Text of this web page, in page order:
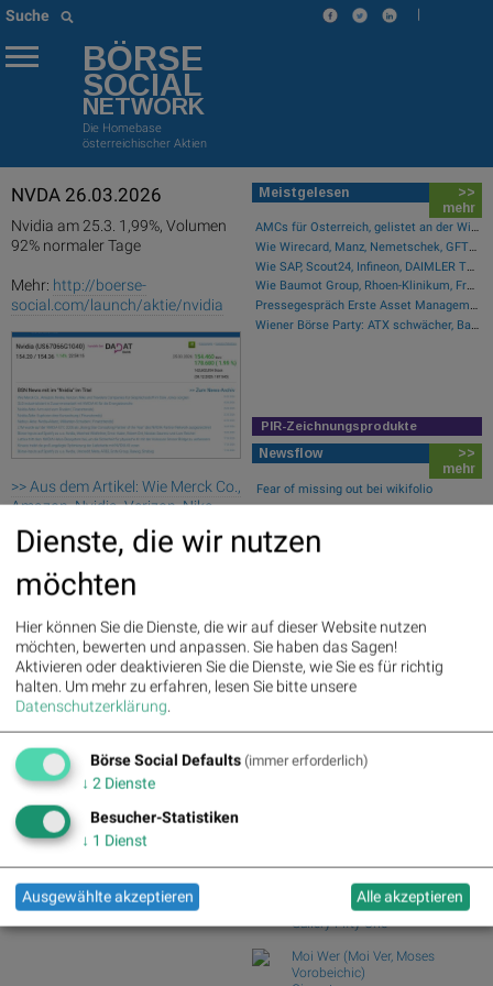
Suche |
BÖRSE
SOCIAL
NETWORK
Die Homebase
österreichischer Aktien
NVDA 26.03.2026
Nvidia am 25.3. 1,99%, Volumen
92% normaler Tage
Mehr: http://boerse-
social.com/launch/aktie/nvidia
>> Aus dem Artikel: Wie Merck Co.,
Amazon, Nvidia, Verizon, Nike
und Travelers Companies für
Gesprächsstoff im Dow Jones
Palfinger : 1.32%
voestalpine : 0.23%» Details
CA Immo : 0.21% » Details
Uniqa : 0.05%» Details
DO&CO : 0.00%» Details
Erste Group : -1.19%
» Details
AT&S : -2.23%» Details
Österreichische Post : -4.48%
Details
Meistgelesen
>>
mehr
AMCs für Österreich, gelistet an der Wiener Börse
Wie Wirecard, Manz, Nemetschek, GFT Technologies, SAP und Rocket Internet für Gesprächsstoff sorgten
Wie SAP, Scout24, Infineon, DAIMLER TRUCK HLD..., Zalando und Allianz für Gesprächsstoff im DAX sorgten
Wie Baumot Group, Rhoen-Klinikum, Francotyp-Postalia, Tele Columbus, European Lithium und Lanxess für Gesprächsstoff sorgten
Pressegespräch Erste Asset Management Osteuropa Aktien
Wiener Börse Party: ATX schwächer, Bajaj Mobility mit 40 Prozent Wochenplus und vielleicht Momentum aus Indien (Podcast)
PIR-Zeichnungsprodukte
Newsflow
>>
mehr
Fear of missing out bei wikifolio
wikifolio Champion per ..: Simon Weishar
mit Szew...
Wiener Börse Party: ATX schwächer,
Bajaj Mobility...
Wie Baumot Group, Rhoen-Klinikum,
Francotyp-Posta...
Technologies,...
Börse Social Club Board
Irish Summers
Gallery Fifty One
Moi Wer (Moi Ver, Moses
Vorobeichic)
Dienste, die wir nutzen
möchten
Hier können Sie die Dienste, die wir auf dieser Website nutzen
möchten, bewerten und anpassen. Sie haben das Sagen!
Aktivieren oder deaktivieren Sie die Dienste, wie Sie es für richtig
halten. Um mehr zu erfahren, lesen Sie bitte unsere
Datenschutzerklärung.
Börse Social Defaults (immer erforderlich)
↓ 2 Dienste
Besucher-Statistiken
↓ 1 Dienst
Ausgewählte akzeptieren Alle akzeptieren